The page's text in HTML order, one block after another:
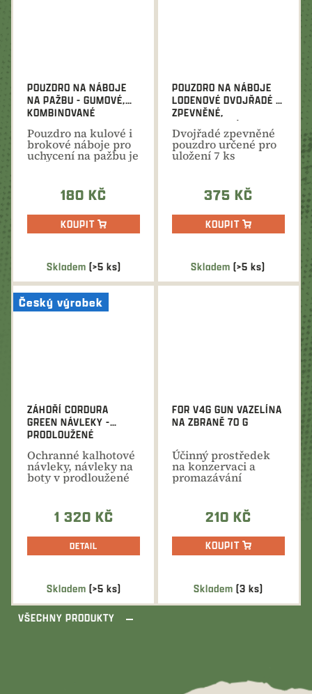
Skladem (>5 ks)
POUZDRO NA NÁBOJE
NA PAŽBU - GUMOVÉ,
KOMBINOVANÉ
Pouzdro na kulové i
brokové náboje pro
uchycení na pažbu je
vyrobeno z pružné...
180 KČ
KOUPIT
Skladem(>5 ks)
POUZDRO NA NÁBOJE
LODENOVÉ DVOJŘADÉ -
ZPEVNĚNÉ,
KOMBINOVANÉ 2XB+7XK
Dvojřadé zpevněné
pouzdro určené pro
uložení 7 ks
375 KČ
KOUPIT
Český výrobek
Skladem (>5 ks)
ZÁHOŘÍ CORDURA
GREEN NÁVLEKY -
PRODLOUŽENÉ
Ochranné kalhotové
návleky, návleky na
boty v prodloužené
délce. Kvalitní...
1 320 KČ
DETAIL
Skladem (3 ks)
FOR V4G GUN VAZELÍNA
NA ZBRANĚ 70 G
Účinný prostředek
na konzervaci a
promazávání
vnitřních a vnějších
210 KČ
KOUPIT
VŠECHNY PRODUKTY